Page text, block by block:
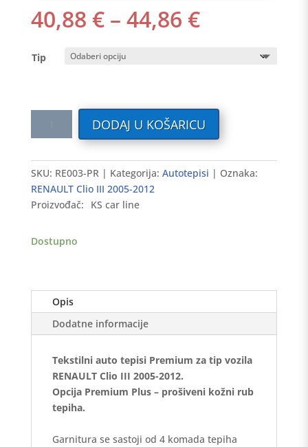
40,88 € – 44,86 €RASPON
CIJENA:
40,88 €
Tip
RENAULT
Clio
III
2005-
-
DODAJ U KOŠARICU
SKU: RE003-PR Kategorija: Autotepisi
Oznaka:
RENAULT Clio III 2005-2012
Proizvođač:
KS car line
Dostupno
Opis
Dodatne informacije
Tekstilni auto tepisi Premium za tip vozila
RENAULT Clio III 2005-2012.
Opcija Premium Plus – prošiveni kožni rub
tepiha.
Garnitura se sastoji od 4 komada tepiha